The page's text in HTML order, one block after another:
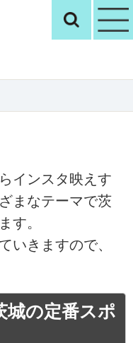
観光いばらき検
インスタ映えす
まなテーマで茨
す。
いきますので、
城の定番スポ